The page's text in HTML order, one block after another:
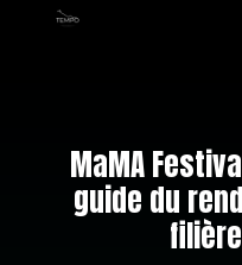
MaMA
guide du